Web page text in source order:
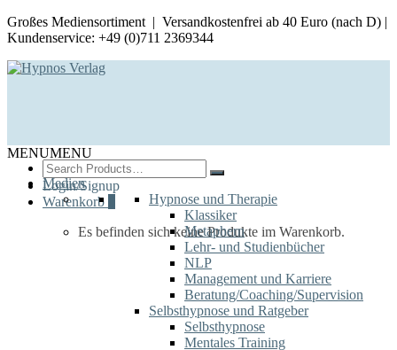
Großes Mediensortiment | Versandkostenfrei ab 40 Euro (nach D) |
Kundenservice: +49 (0)711 2369344
Search
for:
Login/Signup
Warenkorb
Es befinden sich keine Produkte im Warenkorb.
MENUMENU
Medien
Hypnose und Therapie
Klassiker
Metaphern
Lehr- und Studienbücher
NLP
Management und Karriere
Beratung/Coaching/Supervision
Selbsthypnose und Ratgeber
Selbsthypnose
Mentales Training